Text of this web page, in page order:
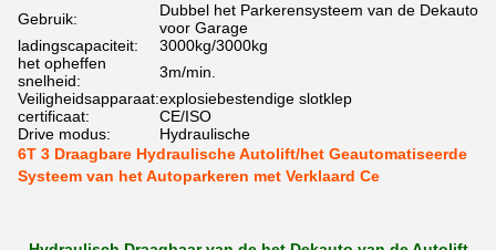
Gebruik:
Dubbel het Parkerensysteem van de Dekauto
voor Garage
ladingscapaciteit:
3000kg/3000kg
het opheffen
snelheid:
3m/min.
Veiligheidsapparaat:explosiebestendige slotklep
certificaat:
CE/ISO
Drive modus:
Hydraulische
6T 3 Draagbare Hydraulische Autolift/het Geautomatiseerde
Systeem van het Autoparkeren met Verklaard Ce